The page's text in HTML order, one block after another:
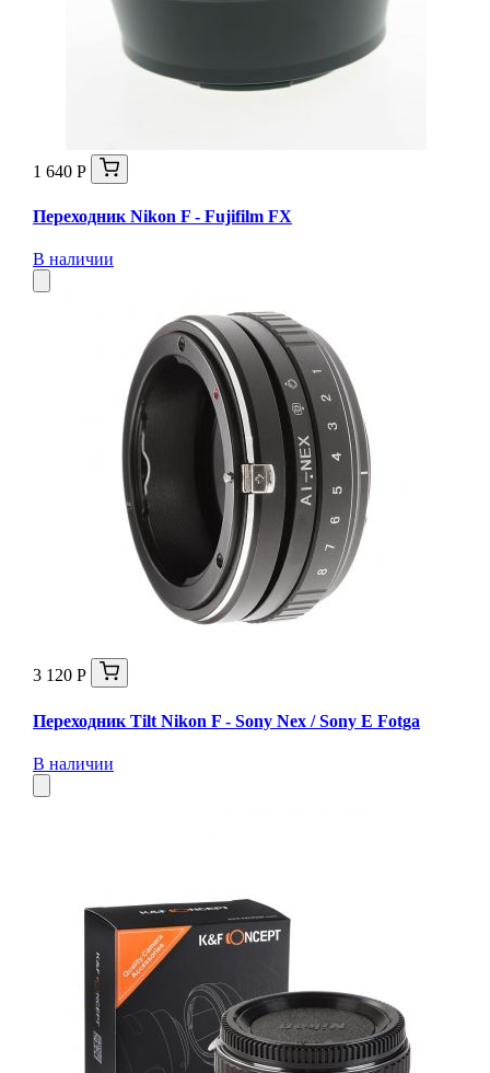
1 640 Р
Переходник Nikon F - Fujifilm FX
В наличии
3 120 Р
Переходник Tilt Nikon F - Sony Nex / Sony E Fotga
В наличии